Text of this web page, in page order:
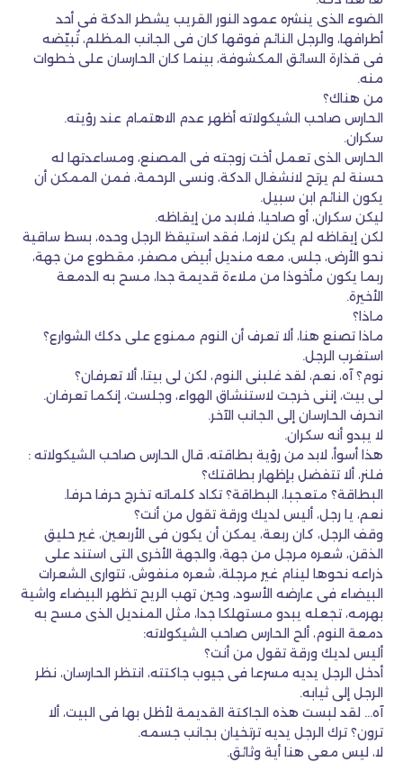
الضوء الذى ينشره عمود النور القريب يشطر الدكة فى أحد
أطرافها، والرجل النائم فوقها كان فى الجانب المظلم، تُبيّضه
فى قذارة السائق المكشوفة، بينما كان الحارسان على خطوات
منه.
من هناك؟
الحارس صاحب الشيكولاته أظهر عدم الاهتمام عند رؤيته.
سكران.
الحارس الذى تعمل أخت زوجته فى المصنع، ومساعدتها له
حسنة لم يرتح لانشغال الدكة، ونسى الرحمة، فمن الممكن أن
يكون النائم ابن سبيل.
ليكن سكران، أو صاحيا، فلابد من إيقاظه.
لكن إيقاظه لم يكن لازما، فقد استيقظ الرجل وحده، بسط ساقية
نحو الأرض، جلس، معه منديل أبيض مصفر، مقطوع من جهة،
ربما يكون مأخوذا من ملاءة قديمة جدا، مسح به الدمعة
الأخيرة.
ماذا؟
ماذا تصنع هنا، ألا تعرف أن النوم ممنوع على دكك الشوارع؟
استغرب الرجل.
نوم؟ آه، نعم، لقد غلبنى النوم، لكن لى بيتا، ألا تعرفان؟
لى بيت، إننى خرجت لاستنشاق الهواء، وجلست، إنكما تعرفان.
انحرف الحارسان إلى الجانب الآخر.
لا يبدو أنه سكران.
هذا أسوأ، لابد من رؤية بطاقته، قال الحارس صاحب الشيكولاته :
فلنر، ألا تتفضل بإظهار بطاقتك؟
البطاقة؟ متعجبا، البطاقة؟ تكاد كلماته تخرج حرفا حرفا.
نعم، يا رجل، أليس لديك ورقة تقول من أنت؟
وقف الرجل، كان ربعة، يمكن أن يكون فى الأربعين، غير حليق
الذقن، شعره مرجل من جهة، والجهة الأخرى التى استند على
ذراعه نحوها لينام غير مرجلة، شعره منفوش، تتوارى الشعرات
البيضاء فى عارضه الأسود، وحين تهب الريح تظهر البيضاء واشية
بهرمه، تجعله يبدو مستهلكا جدا، مثل المنديل الذى مسح به
دمعة النوم، ألح الحارس صاحب الشيكولاته:
أليس لديك ورقة تقول من أنت؟
أدخل الرجل يديه مسرعا فى جيوب جاكتته، انتظر الحارسان، نظر
الرجل إلى ثيابه.
آه… لقد لبست هذه الجاكتة القديمة لأظل بها فى البيت، ألا
ترون؟ ترك الرجل يديه ترتخيان بجانب جسمه.
لا، ليس معى هنا أية وثائق.